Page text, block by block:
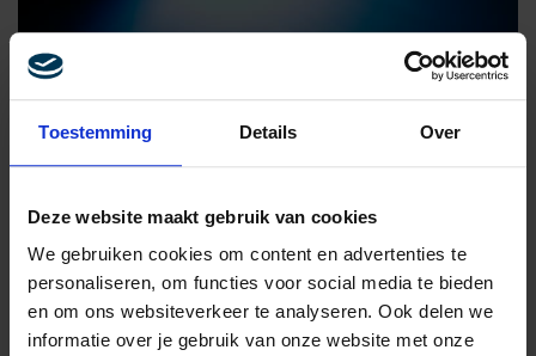
Toestemming Details Over
Deze website maakt gebruik van cookies
We gebruiken cookies om content en advertenties te
personaliseren, om functies voor social media te bieden
en om ons websiteverkeer te analyseren. Ook delen we
informatie over je gebruik van onze website met onze
AI, DATA & TECH
DE TOEKOMST VAN AI IN MARKETING